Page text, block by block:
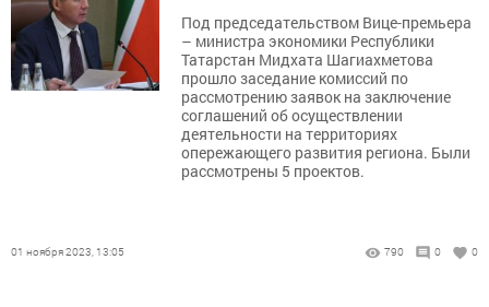
Под председательством Вице-премьера
– министра экономики Республики
Татарстан Мидхата Шагиахметова
прошло заседание комиссий по
рассмотрению заявок на заключение
соглашений об осуществлении
деятельности на территориях
опережающего развития региона. Были
рассмотрены 5 проектов.
01 ноября 2023, 13:05 790 0 0